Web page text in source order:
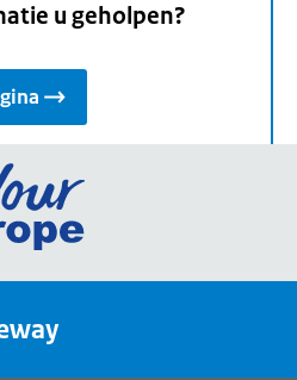
u geholpen?
Ga
de